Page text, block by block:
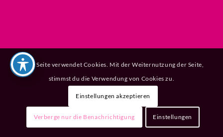
Diese Seite verwendet Cookies. Mit der Weiternutzung der Seite,
stimmst du die Verwendung von Cookies zu.
Einstellungen akzeptieren
Verberge nur die Benachrichtigung Einstellungen